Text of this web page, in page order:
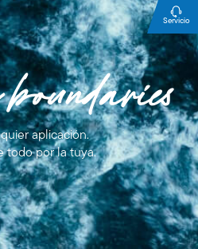
aplicación.
todo por la tuya.
Servicio